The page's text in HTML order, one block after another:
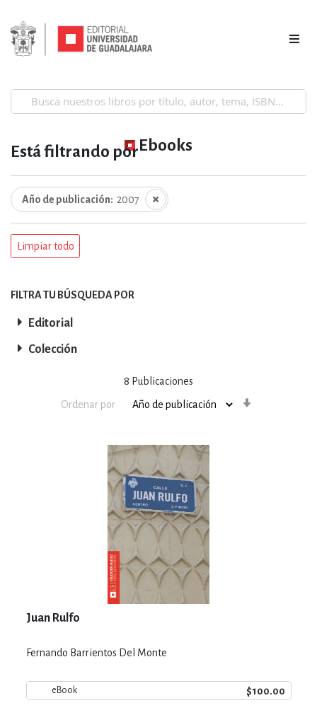
Ebooks
8 Publicaciones
Ordenar por
Juan Rulfo
Fernando Barrientos Del Monte
eBook $100.00
Está filtrando por
Año de publicación 2007
Limpiar todo
FILTRA TU BÚSQUEDA POR
Editorial
Colección